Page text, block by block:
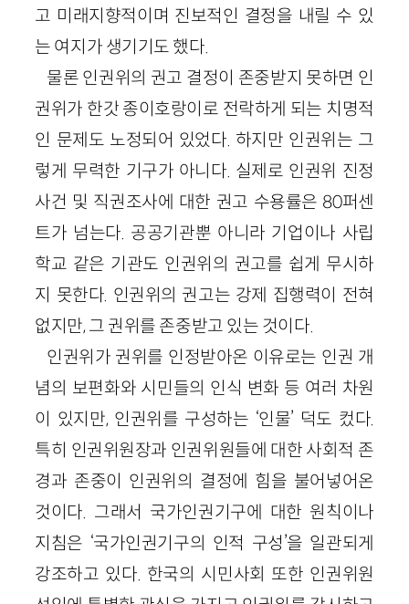
고 미래지향적이며 진보적인 결정을 내릴 수 있
는 여지가 생기기도 했다.
물론 인권위의 권고 결정이 존중받지 못하면 인
권위가 한갓 종이호랑이로 전락하게 되는 치명적
인 문제도 노정되어 있었다. 하지만 인권위는 그
렇게 무력한 기구가 아니다. 실제로 인권위 진정
사건 및 직권조사에 대한 권고 수용률은 80퍼센
트가 넘는다. 공공기관뿐 아니라 기업이나 사립
학교 같은 기관도 인권위의 권고를 쉽게 무시하
지 못한다. 인권위의 권고는 강제 집행력이 전혀
없지만, 그 권위를 존중받고 있는 것이다.
인권위가 권위를 인정받아온 이유로는 인권 개
념의 보편화와 시민들의 인식 변화 등 여러 차원
이 있지만, 인권위를 구성하는 ‘인물’ 덕도 컸다.
특히 인권위원장과 인권위원들에 대한 사회적 존
경과 존중이 인권위의 결정에 힘을 불어넣어온
것이다. 그래서 국가인권기구에 대한 원칙이나
지침은 ‘국가인권기구의 인적 구성’을 일관되게
강조하고 있다. 한국의 시민사회 또한 인권위원